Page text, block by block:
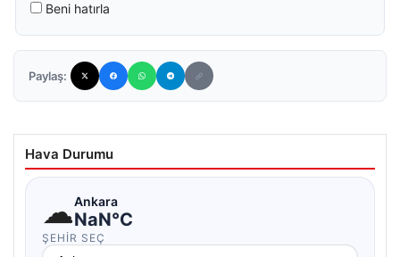
Beni hatırla
Paylaş:
Hava Durumu
☁Ankara
NaN°C
ŞEHIR SEÇ